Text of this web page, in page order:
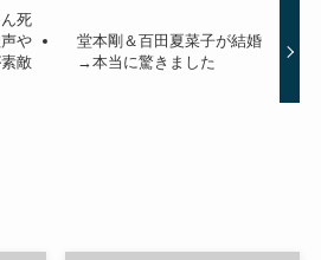
死
や
敵
堂本剛＆百田夏菜子が結婚
→本当に驚きました